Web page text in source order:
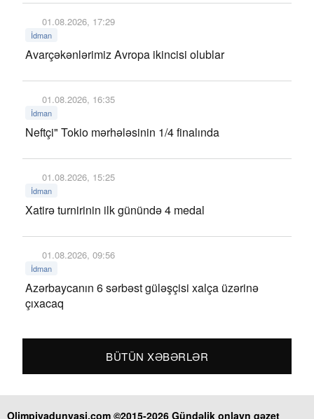
01.08.2026, 17:29
İdman
Avarçəkənlərimiz Avropa ikincisi olublar
01.08.2026, 16:35
İdman
Neftçi" Tokio mərhələsinin 1/4 finalında
01.08.2026, 15:25
İdman
Xatirə turnirinin ilk günündə 4 medal
01.08.2026, 09:56
İdman
Azərbaycanın 6 sərbəst güləşçisi xalça üzərinə
çıxacaq
BÜTÜN XƏBƏRLƏR
Olimpiyadunyasi.com ©2015-2026 Gündəlik onlayn qəzet